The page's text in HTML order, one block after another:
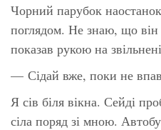
Чорний парубок
поглядом. Не знаю, що він
показав рукою на
— Сідай вже, поки не
Я сів біля вікна. Сейді
сіла поряд зі мною.